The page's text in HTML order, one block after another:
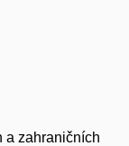
a zahraničních